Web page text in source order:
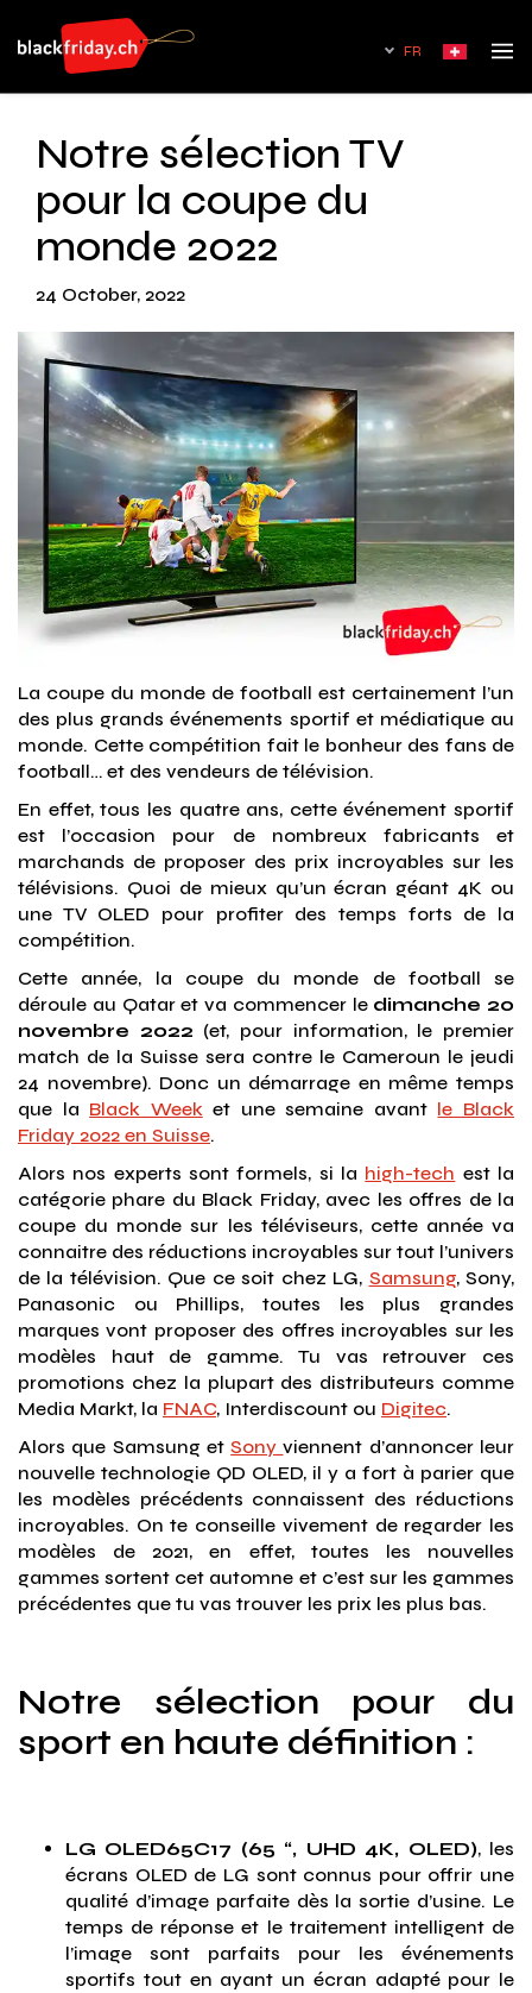
FR
Notre sélection TV
pour la coupe du
monde 2022
24 October, 2022
La coupe du monde de football est certainement l’un
des plus grands événements sportif et médiatique au
monde. Cette compétition fait le bonheur des fans de
football… et des vendeurs de télévision.
En effet, tous les quatre ans, cette événement sportif
est l’occasion pour de nombreux fabricants et
marchands de proposer des prix incroyables sur les
télévisions. Quoi de mieux qu’un écran géant 4K ou
une TV OLED pour profiter des temps forts de la
compétition.
Cette année, la coupe du monde de football se
déroule au Qatar et va commencer le dimanche 20
novembre 2022 (et, pour information, le premier
match de la Suisse sera contre le Cameroun le jeudi
24 novembre). Donc un démarrage en même temps
que la Black Weeket une semaine avant le Black
Friday 2022 en Suisse.
Alors nos experts sont formels, si la high-tech est la
catégorie phare du Black Friday, avec les offres de la
coupe du monde sur les téléviseurs, cette année va
connaitre des réductions incroyables sur tout l’univers
de la télévision. Que ce soit chez LG, Samsung, Sony,
Panasonic ou Phillips, toutes les plus grandes
marques vont proposer des offres incroyables sur les
modèles haut de gamme. Tu vas retrouver ces
promotions chez la plupart des distributeurs comme
Media Markt, la FNAC, Interdiscount ou Digitec.
Alors que Samsung etSonyviennent d’annoncer leur
nouvelle technologie QD OLED, il y a fort à parier que
les modèles précédents connaissent des réductions
incroyables. On te conseille vivement de regarder les
modèles de 2021, en effet, toutes les nouvelles
gammes sortent cet automne et c’est sur les gammes
précédentes que tu vas trouver les prix les plus bas.
Notre sélection pour du
sport en haute définition :
LG OLED65C17 (65 “, UHD 4K, OLED), les
écrans OLED de LG sont connus pour offrir une
qualité d’image parfaite dès la sortie d’usine. Le
temps de réponse et le traitement intelligent de
l’image sont parfaits pour les événements
sportifs tout en ayant un écran adapté pour le